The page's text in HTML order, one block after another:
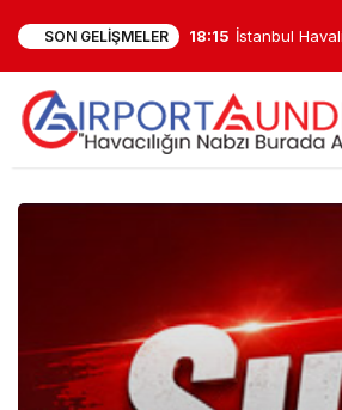
SON GELIŞMELER 17:48 İstanbul